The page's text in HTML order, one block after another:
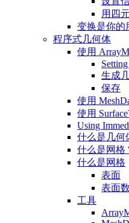
用四
变换是你的
程序式几何体
使用
生成
保存
使用
使用
Using
什么是几何
什么是网格
什么是网格
表面
表面
工具